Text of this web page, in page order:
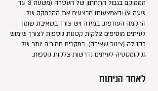
הממוקם בגבול התחתון של העטרה (משעה 3 עד
שעה 9) ובאמצעותו מבצעים את ההרחקה של
הרקמה העודפת. במידה ויש צורך בשאיבת שומן
לעיתים מוסיפים צלקות קטנות נוספות לצורך שימוש
בקנולה (צינור שאיבה). במקרים חמורים יותר של
גניקומסטיה לעיתים נדרשות צלקות נוספות.
לאחר הניתוח